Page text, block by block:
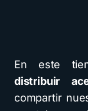
En este
distribuir
compartir